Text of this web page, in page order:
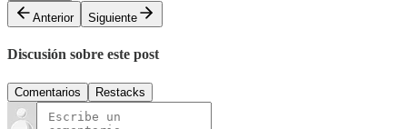
Anterior
Siguiente
Discusión sobre este post
Comentarios Restacks